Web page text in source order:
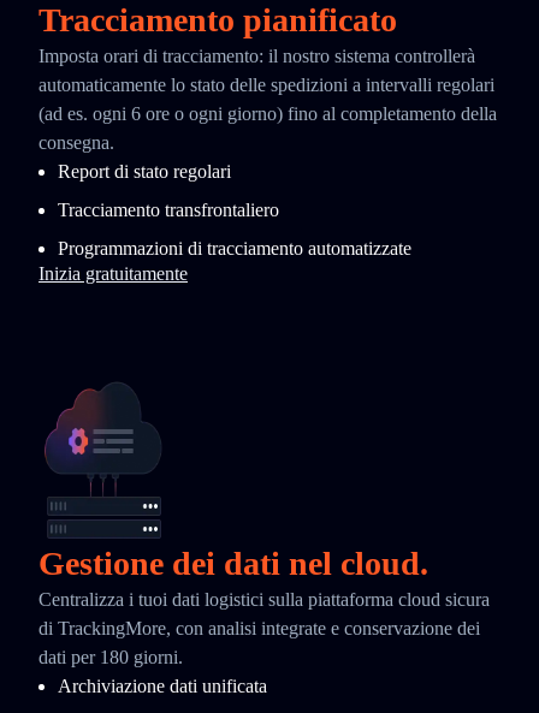
Tracciamento pianificato
Imposta orari di tracciamento: il nostro sistema controllerà
automaticamente lo stato delle spedizioni a intervalli regolari
(ad es. ogni 6 ore o ogni giorno) fino al completamento della
consegna.
Report di stato regolari
Tracciamento transfrontaliero
Programmazioni di tracciamento automatizzate
Inizia gratuitamente
Gestione dei dati nel cloud.
Centralizza i tuoi dati logistici sulla piattaforma cloud sicura
di TrackingMore, con analisi integrate e conservazione dei
dati per 180 giorni.
Archiviazione dati unificata